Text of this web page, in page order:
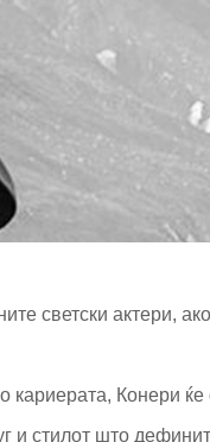
светски актери,
Конери ќе
и стилот што